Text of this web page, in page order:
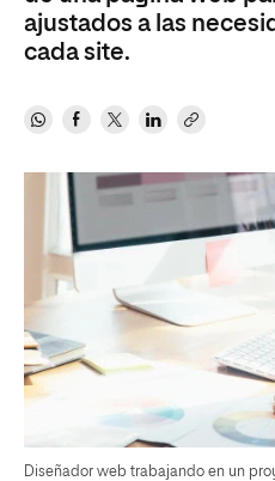
ajustados a las
cada site.
Diseñador web trabajando en un